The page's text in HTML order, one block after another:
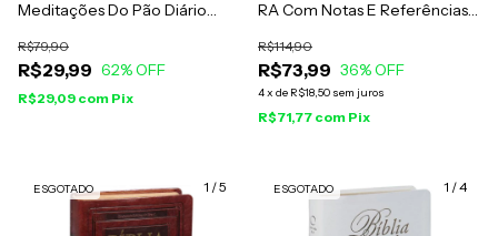
Meditações Do Pão Diário
R$29,99
R$79,90
62% OFF
R$29,09 com Pix
RA Com Notas E Referências
R$73,99
R$114,90
36% OFF
4x de R$18,50 sem juros
R$71,77 com Pix
1 /5
ESGOTADO 1 /4
ESGOTADO